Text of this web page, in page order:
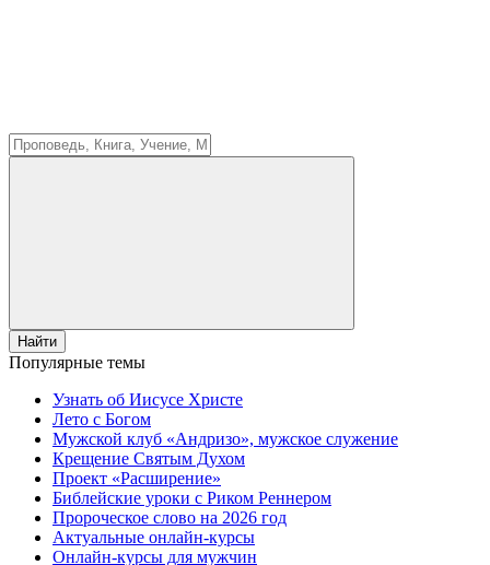
Найти
Популярные темы
Узнать об Иисусе Христе
Лето с Богом
Мужской клуб «Андризо», мужское служение
Крещение Святым Духом
Проект «Расширение»
Библейские уроки с Риком Реннером
Пророческое слово на 2026 год
Актуальные онлайн-курсы
Онлайн-курсы для мужчин